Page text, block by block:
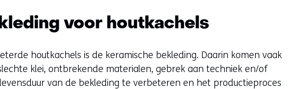
voor houtkachels
houtkachels is de keramische bekleding. Daarin komen vaak
klei, ontbrekende materialen, gebrek aan techniek en/of
van de bekleding te verbeteren en het productieproces